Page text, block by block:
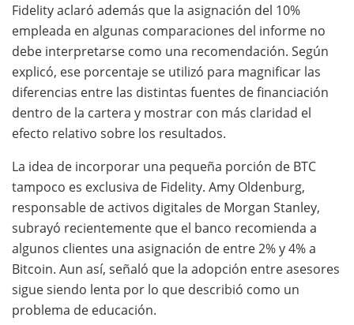
Fidelity aclaró además que la asignación del 10%
empleada en algunas comparaciones del informe no
debe interpretarse como una recomendación. Según
explicó, ese porcentaje se utilizó para magnificar las
diferencias entre las distintas fuentes de financiación
dentro de la cartera y mostrar con más claridad el
efecto relativo sobre los resultados.
La idea de incorporar una pequeña porción de BTC
tampoco es exclusiva de Fidelity. Amy Oldenburg,
responsable de activos digitales de Morgan Stanley,
subrayó recientemente que el banco recomienda a
algunos clientes una asignación de entre 2% y 4% a
Bitcoin. Aun así, señaló que la adopción entre asesores
sigue siendo lenta por lo que describió como un
problema de educación.